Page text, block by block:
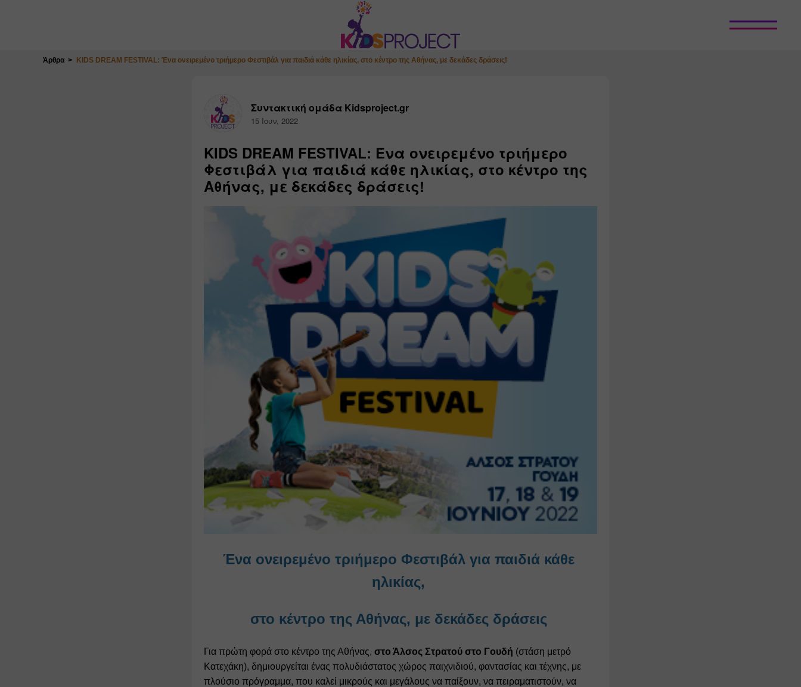
Άρθρα KIDS DREAM FESTIVAL: Ένα ονειρεμένο τριήμερο Φεστιβάλ για παιδιά κάθε ηλικίας, στο κέντρο της Αθήνας, με δεκάδες δράσεις!
Συντακτική ομάδα Kidsproject.gr
15 Ιουν, 2022
KIDS DREAM FESTIVAL: Ένα ονειρεμένο τριήμερο
Φεστιβάλ για παιδιά κάθε ηλικίας, στο κέντρο της
Αθήνας, με δεκάδες δράσεις!
Ένα ονειρεμένο τριήμερο Φεστιβάλ για παιδιά κάθε
ηλικίας,
στο κέντρο της Αθήνας, με δεκάδες δράσεις
Για πρώτη φορά στο κέντρο της Αθήνας, στο Άλσος Στρατού στο Γουδή (στάση μετρό
Κατεχάκη), δημιουργείται ένας πολυδιάστατος χώρος παιχνιδιού, φαντασίας και τέχνης, με
πλούσιο πρόγραμμα, που καλεί μικρούς και μεγάλους να παίξουν, να πειραματιστούν, να